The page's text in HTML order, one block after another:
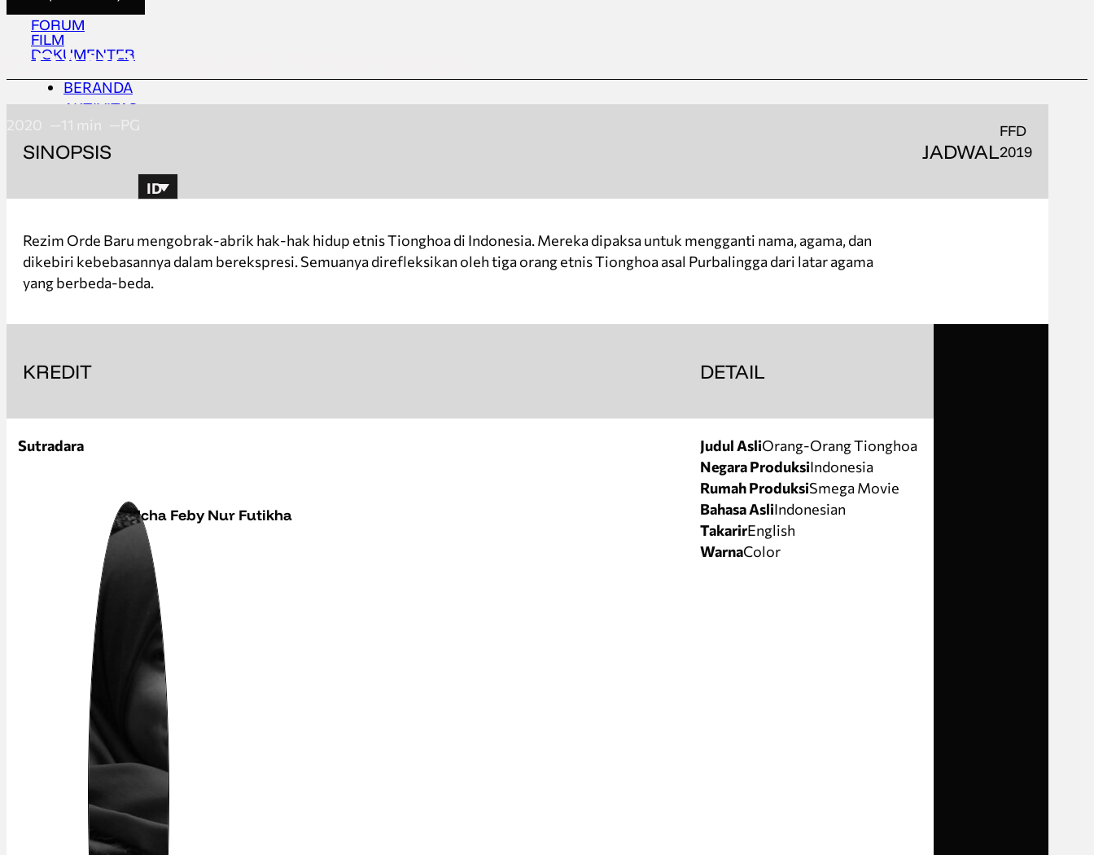
FORUM
FILM
DOKUMENTER
BERANDA
AKTIVITAS
TENTANG
UPDATES
AKTIVITAS
TENTANG
UPDATES
ID
ORANG-ORANG TIONGHOA
2020 11 min PG
SINOPSIS
Rezim Orde Baru mengobrak-abrik hak-hak hidup etnis Tionghoa di Indonesia. Mereka dipaksa untuk mengganti nama, agama, dan
dikebiri kebebasannya dalam berekspresi. Semuanya direfleksikan oleh tiga orang etnis Tionghoa asal Purbalingga dari latar agama
yang berbeda-beda.
JADWAL
FFD
2019
KREDIT
Sutradara
Icha Feby Nur Futikha
DETAIL
Judul AsliOrang-Orang Tionghoa
Negara ProduksiIndonesia
Rumah ProduksiSmega Movie
Bahasa AsliIndonesian
TakarirEnglish
WarnaColor